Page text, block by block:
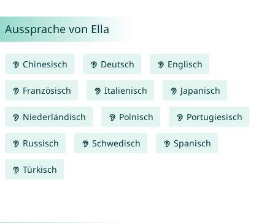
Aussprache von Ella
Chinesisch Deutsch Englisch
Französisch Italienisch Japanisch
Niederländisch Polnisch Portugiesisch
Russisch Schwedisch Spanisch
Türkisch